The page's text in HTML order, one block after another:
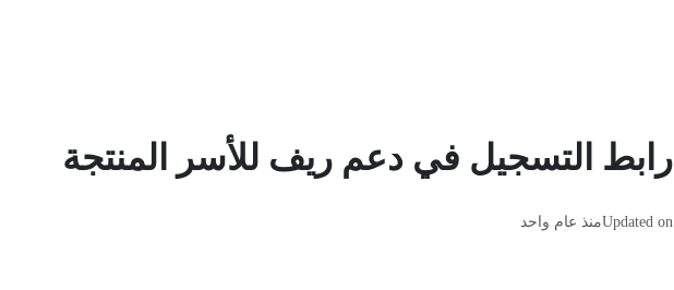
رابط التسجيل في دعم ريف للأسر المنتجة
Updated onمنذ عام واحد